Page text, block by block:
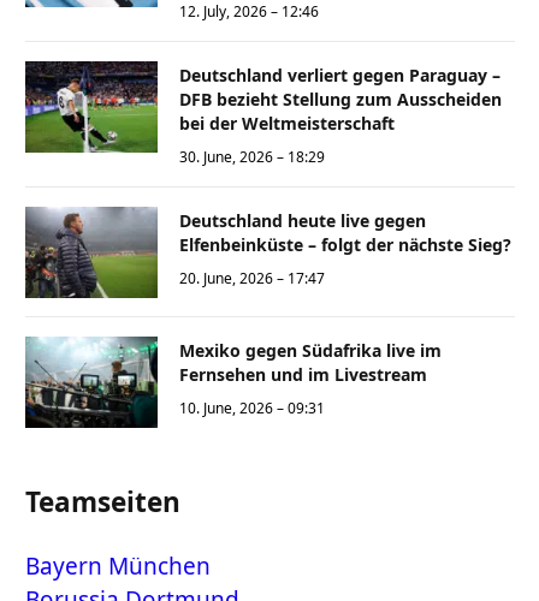
12. July, 2026 – 12:46
Deutschland verliert gegen Paraguay –
DFB bezieht Stellung zum Ausscheiden
bei der Weltmeisterschaft
30. June, 2026 – 18:29
Deutschland heute live gegen
Elfenbeinküste – folgt der nächste Sieg?
20. June, 2026 – 17:47
Mexiko gegen Südafrika live im
Fernsehen und im Livestream
10. June, 2026 – 09:31
Teamseiten
Bayern München